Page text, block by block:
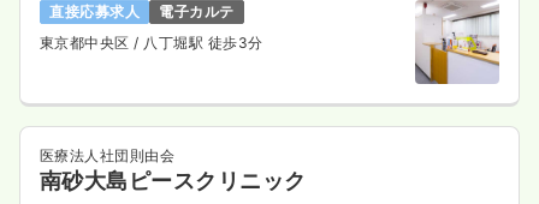
直接応募求人
電子カルテ
東京都中央区/ 八丁堀駅 徒歩3分
医療法人社団則由会
南砂大島ピースクリニック